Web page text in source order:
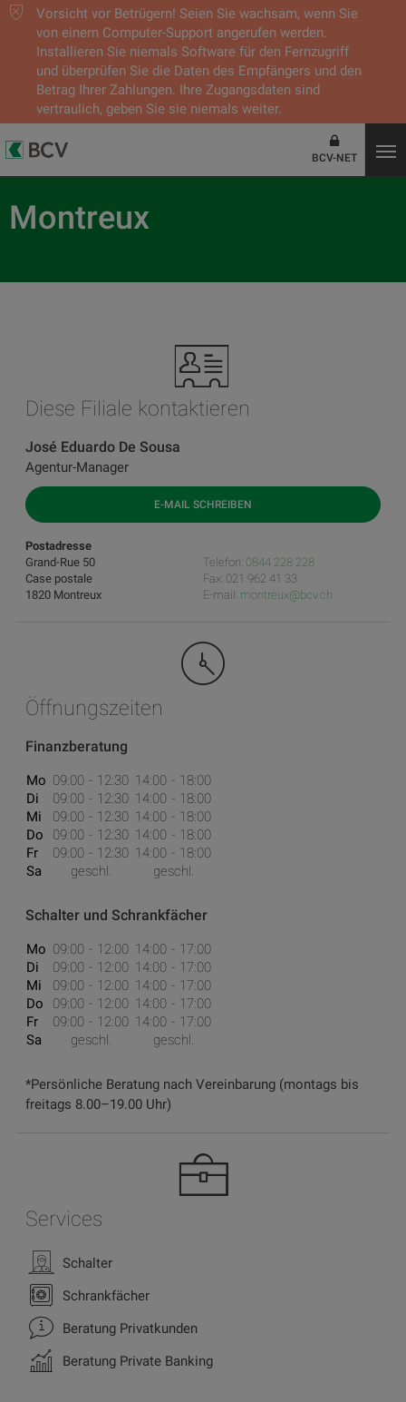
Vorsicht vor Betrügern! Seien Sie wachsam, wenn Sie
von einem Computer-Support angerufen werden.
Installieren Sie niemals Software für den Fernzugriff
und überprüfen Sie die Daten des Empfängers und den
Betrag Ihrer Zahlungen. Ihre Zugangsdaten sind
vertraulich, geben Sie sie niemals weiter.
BCV-NET
Montreux
Diese Filiale kontaktieren
José Eduardo De Sousa
Agentur-Manager
E-MAIL SCHREIBEN
Postadresse
Grand-Rue 50
Case postale
1820 Montreux
Telefon: 0844 228 228
Fax: 021 962 41 33
E-mail: montreux@bcv.ch
Öffnungszeiten
Finanzberatung
Mo
Di
Mi
Do
Fr
Sa
09:00
12:30
09:00
12:30
09:00
12:30
09:00
12:30
09:00
12:30
geschl.
14:00
18:00
14:00
18:00
14:00
18:00
14:00
18:00
14:00
18:00
geschl.
Schalter und Schrankfächer
Mo
Di
Mi
Do
Fr
Sa
09:00
12:00
09:00
12:00
09:00
12:00
09:00
12:00
09:00
12:00
geschl.
14:00
17:00
14:00
17:00
14:00
17:00
14:00
17:00
14:00
17:00
geschl.
*Persönliche Beratung nach Vereinbarung (montags bis
freitags 8.00–19.00 Uhr)
Services
Schalter
Schrankfächer
Beratung Privatkunden
Beratung Private Banking